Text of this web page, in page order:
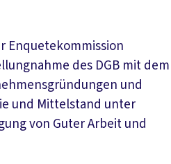
Enquetekommission
des DGB mit dem
und
und Mittelstand unter
von Guter Arbeit und